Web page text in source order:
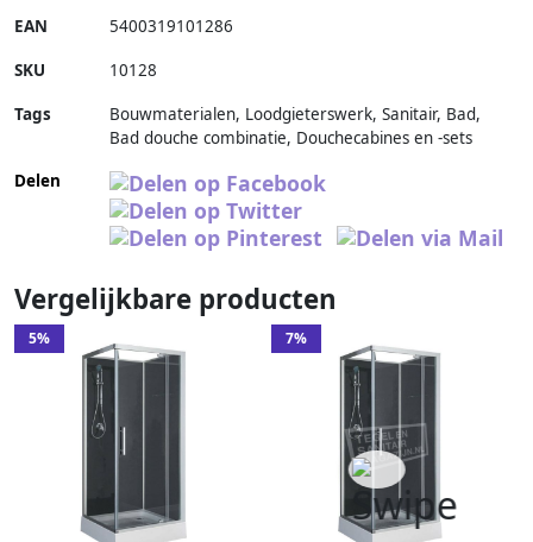
EAN 5400319101286
SKU 10128
Tags
Bouwmaterialen, Loodgieterswerk, Sanitair, Bad,
Bad douche combinatie, Douchecabines en -sets
Delen
Vergelijkbare producten
5% 7%